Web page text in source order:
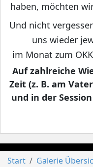
haben, möchten
Und nicht
uns wieder
im Monat zum
Auf zahlreiche
Zeit (z. B. am
und in der
Start Galerie